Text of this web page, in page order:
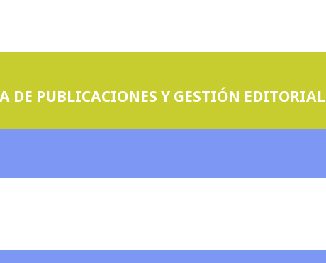
DE PUBLICACIONES Y GESTIÓN EDITORIAL